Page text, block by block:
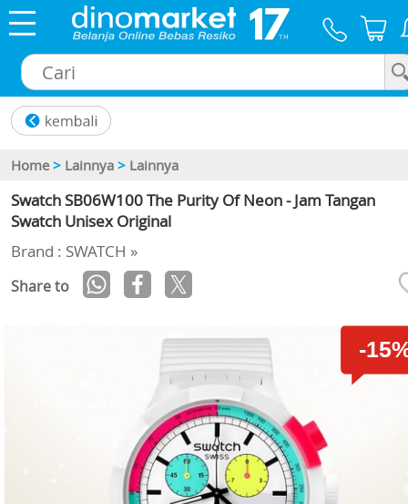
Home > Lainnya > Lainnya
Swatch SB06W100 The Purity Of Neon - Jam Tangan
Swatch Unisex Original
Brand : SWATCH »
Share to
-